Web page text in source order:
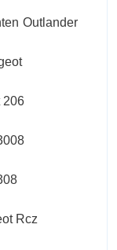
Outlander
206
Rcz